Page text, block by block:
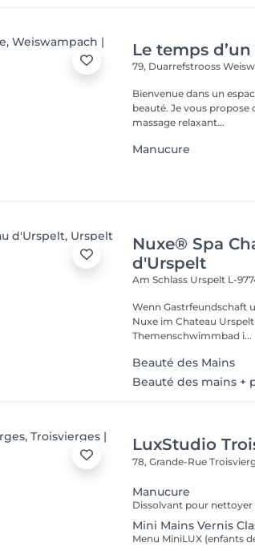
Le temps
79, Duarrefstrooss
Bienvenue dans un
beauté. Je vous propose des massages bien-être personnalisés :
massage relaxant...
Manucure
Nuxe® Spa
d'Urspelt
Am Schlass Urspelt L-
Wenn Gastrfeundschaft
Nuxe im Chateau Urspelt genau
Themenschwimmbad i...
Beauté des Mains
Beauté des mains +
LuxStudio
78, Grande-Rue
Manucure
Mini Mains Vernis